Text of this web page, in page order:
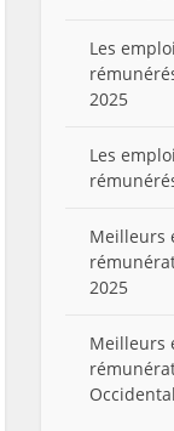
Les
2025
Les
Meilleurs
2025
Meilleurs